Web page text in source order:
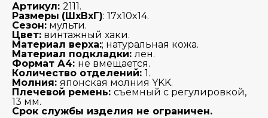
Артикул: 2111.
Размеры (ШхВхГ): 17x10x14.
Сезон: мульти.
Цвет: винтажный хаки.
Материал верха:; натуральная кожа.
Материал подкладки:лен.
Формат А4: не вмещается.
Количество отделений: 1.
Молния: японская молния YKK.
Плечевой ремень: съемный с регулировкой,
13 мм.
Срок службы изделия не ограничен.